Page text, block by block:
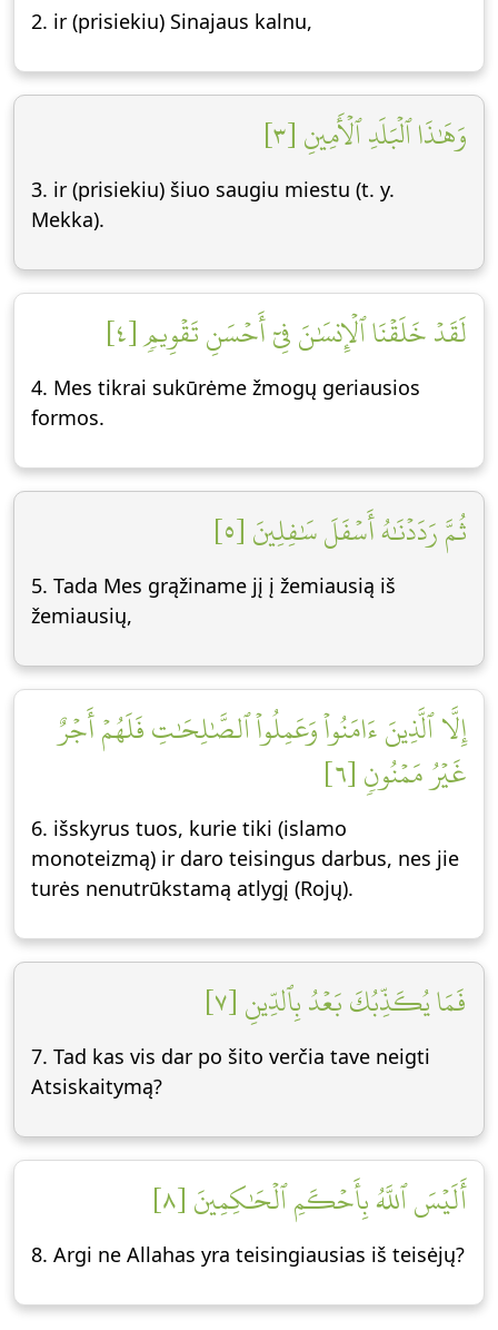
2. ir (prisiekiu) Sinajaus kalnu,
وَهَٰذَا ٱلۡبَلَدِ ٱلۡأَمِينِ [٣]
3. ir (prisiekiu) šiuo saugiu miestu (t. y.
Mekka).
لَقَدۡ خَلَقۡنَا ٱلۡإِنسَٰنَ فِيٓ أَحۡسَنِ تَقۡوِيمٖ [٤]
4. Mes tikrai sukūrėme žmogų geriausios
formos.
ثُمَّ رَدَدۡنَٰهُ أَسۡفَلَ سَٰفِلِينَ [٥]
5. Tada Mes grąžiname jį į žemiausią iš
žemiausių,
إِلَّا ٱلَّذِينَ ءَامَنُواْ وَعَمِلُواْ ٱلصَّٰلِحَٰتِ فَلَهُمۡ أَجۡرٌ
غَيۡرُ مَمۡنُونٖ [٦]
6. išskyrus tuos, kurie tiki (islamo
monoteizmą) ir daro teisingus darbus, nes jie
turės nenutrūkstamą atlygį (Rojų).
فَمَا يُكَذِّبُكَ بَعۡدُ بِٱلدِّينِ [٧]
7. Tad kas vis dar po šito verčia tave neigti
Atsiskaitymą?
أَلَيۡسَ ٱللَّهُ بِأَحۡكَمِ ٱلۡحَٰكِمِينَ [٨]
8. Argi ne Allahas yra teisingiausias iš teisėjų?